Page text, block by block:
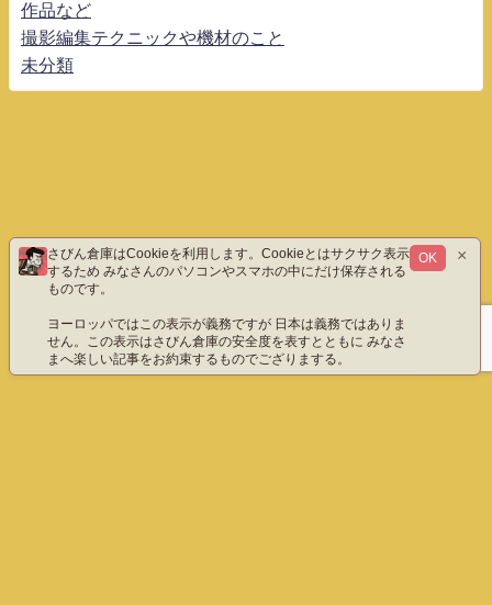
作品など
撮影編集テクニックや機材のこと
未分類
さびん倉庫はCookieを利用します。Cookieとはサクサク表示
するため みなさんのパソコンやスマホの中にだけ保存される
ものです。
ヨーロッパではこの表示が義務ですが 日本は義務ではありま
せん。この表示はさびん倉庫の安全度を表すとともに みなさ
まへ楽しい記事をお約束するものでござりまする。
OK ×